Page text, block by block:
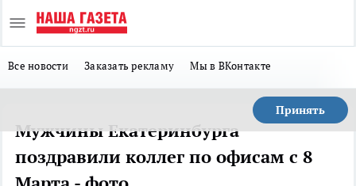
Все новости Заказать рекламу Мы в ВКонтакте
Принять
Мужчины Екатеринбурга
поздравили коллег по офисам с 8